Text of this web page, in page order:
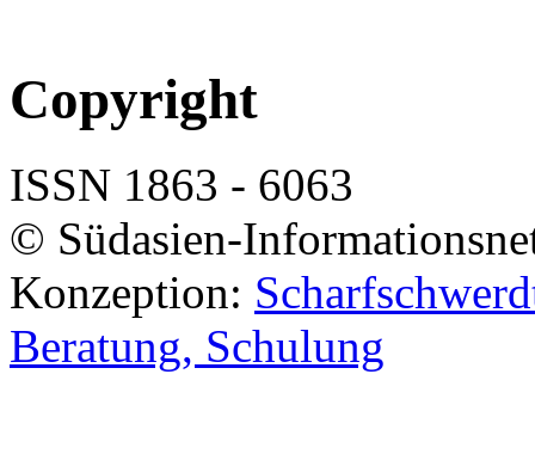
Copyright
ISSN 1863 - 6063
© Südasien-
Konzeption:
Beratung, Schulung